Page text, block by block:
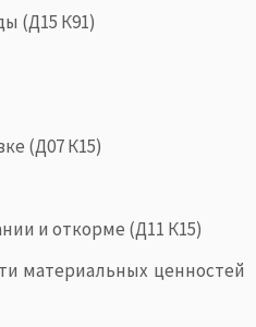
(Д15 К91)
(Д07 К15)
и откорме (Д11 К15)
материальных ценностей